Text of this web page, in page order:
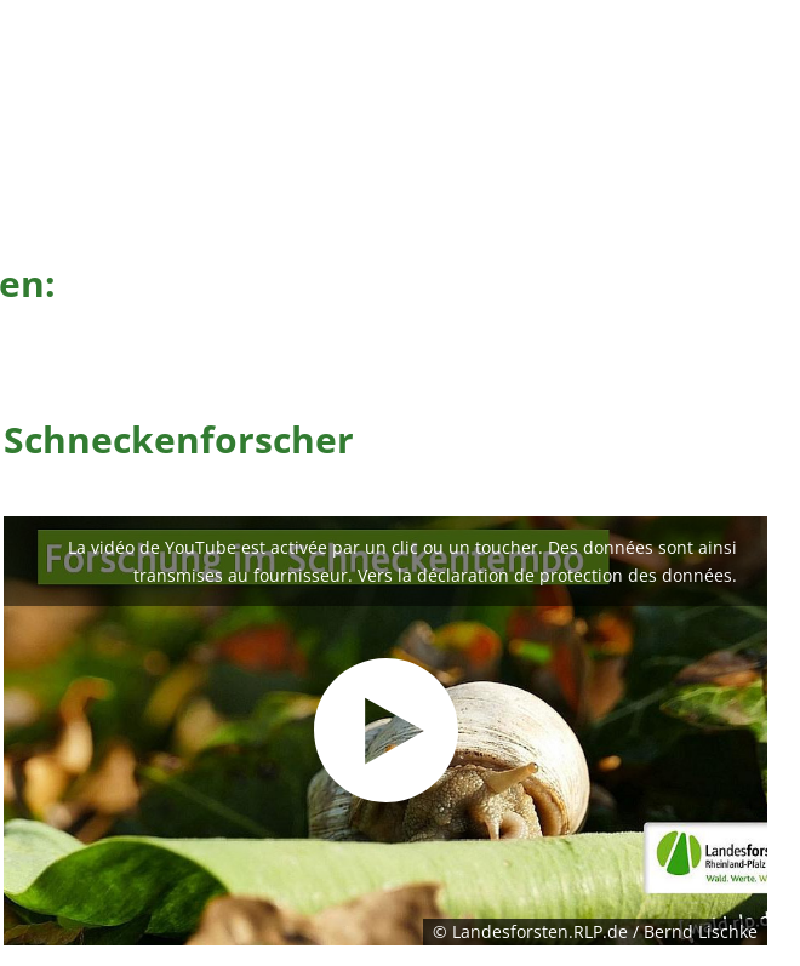
Schneckenforscher
La vidéo de YouTube est activée par un clic ou un toucher. Des données sont ainsi
transmises au fournisseur. Vers la déclaration de protection des données.
© Landesforsten.RLP.de / Bernd Lischke